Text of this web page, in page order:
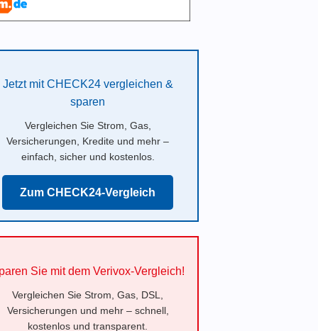
Jetzt mit CHECK24 vergleichen &
sparen
Vergleichen Sie Strom, Gas,
Versicherungen, Kredite und mehr –
einfach, sicher und kostenlos.
Zum CHECK24-Vergleich
Sie mit dem Verivox-Vergleich!
Vergleichen Sie Strom, Gas, DSL,
Versicherungen und mehr – schnell,
kostenlos und transparent.